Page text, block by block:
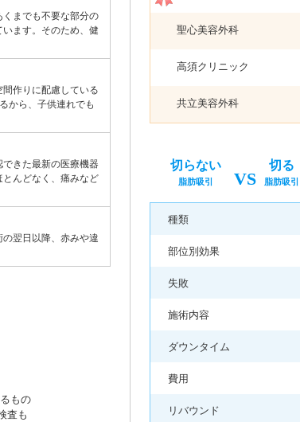
までも不要な部分の
ます。そのため、健
作りに配慮している
から、子供連れでも
きた最新の医療機器
んどなく、痛みなど
翌日以降、赤みや違
もの
査も
聖心美容外科
高須クリニック
共立美容外科
切らない
脂肪吸引 VS
切る
脂肪吸引
種類
部位別効果
失敗
施術内容
ダウンタイム
費用
リバウンド